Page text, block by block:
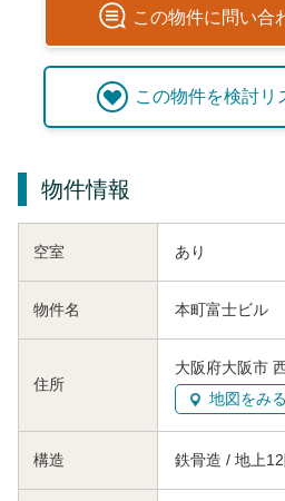
この物件に問い合
この物件を検討リ
物件情報
空室 あり
物件名 本町富士ビル
住所
大阪府大阪市
地図をみる
構造 鉄骨造 / 地上